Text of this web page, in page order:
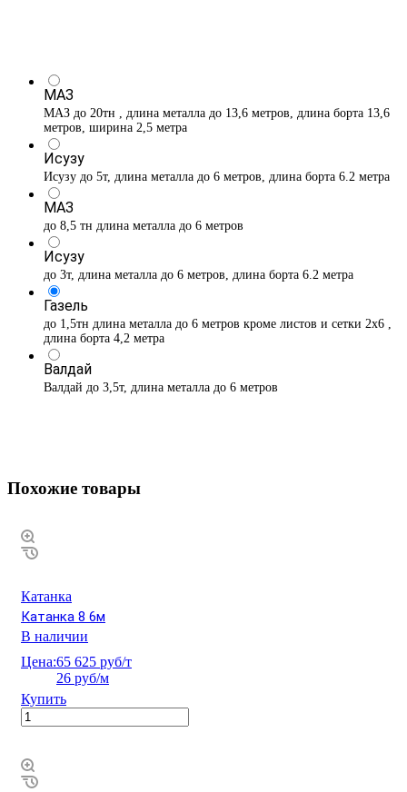
МАЗ
МАЗ до 20тн , длина металла до 13,6 метров, длина борта 13,6
метров, ширина 2,5 метра
Исузу
Исузу до 5т, длина металла до 6 метров, длина борта 6.2 метра
МАЗ
до 8,5 тн длина металла до 6 метров
Исузу
до 3т, длина металла до 6 метров, длина борта 6.2 метра
Газель
до 1,5тн длина металла до 6 метров кроме листов и сетки 2х6 ,
длина борта 4,2 метра
Валдай
Валдай до 3,5т, длина металла до 6 метров
Похожие товары
Катанка
Катанка 8 6м
В наличии
Цена:65 625 руб/т
26 руб/м
Купить